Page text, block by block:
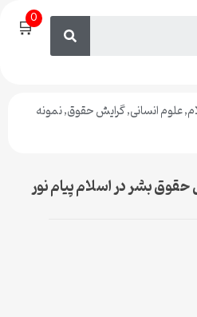
🛒0
,علوم انسانی,گرایش حقوق,نمونه
سوال حقوق بشر در اسلام پیام نور